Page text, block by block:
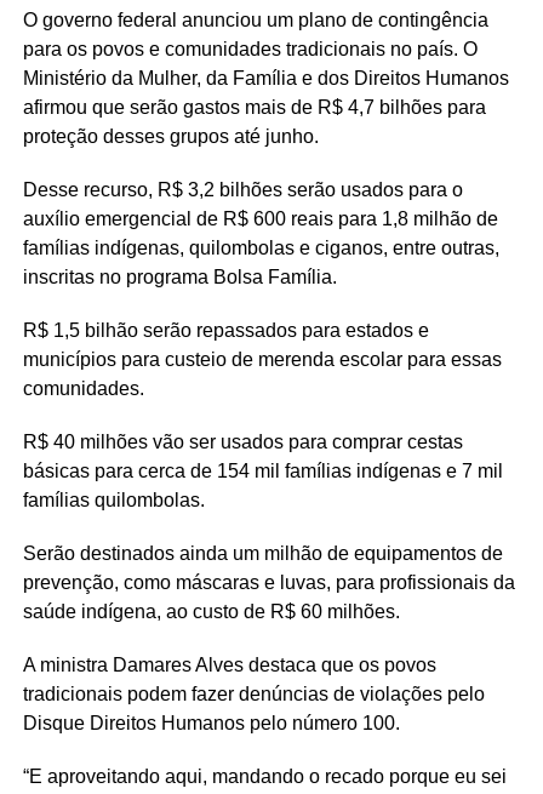
O governo federal anunciou um plano de contingência
para os povos e comunidades tradicionais no país. O
Ministério da Mulher, da Família e dos Direitos Humanos
afirmou que serão gastos mais de R$ 4,7 bilhões para
proteção desses grupos até junho.
Desse recurso, R$ 3,2 bilhões serão usados para o
auxílio emergencial de R$ 600 reais para 1,8 milhão de
famílias indígenas, quilombolas e ciganos, entre outras,
inscritas no programa Bolsa Família.
R$ 1,5 bilhão serão repassados para estados e
municípios para custeio de merenda escolar para essas
comunidades.
R$ 40 milhões vão ser usados para comprar cestas
básicas para cerca de 154 mil famílias indígenas e 7 mil
famílias quilombolas.
Serão destinados ainda um milhão de equipamentos de
prevenção, como máscaras e luvas, para profissionais da
saúde indígena, ao custo de R$ 60 milhões.
A ministra Damares Alves destaca que os povos
tradicionais podem fazer denúncias de violações pelo
Disque Direitos Humanos pelo número 100.
“E aproveitando aqui, mandando o recado porque eu sei